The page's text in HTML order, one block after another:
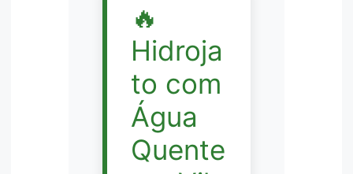
🔥
Hidroja
to com
Água
Quente